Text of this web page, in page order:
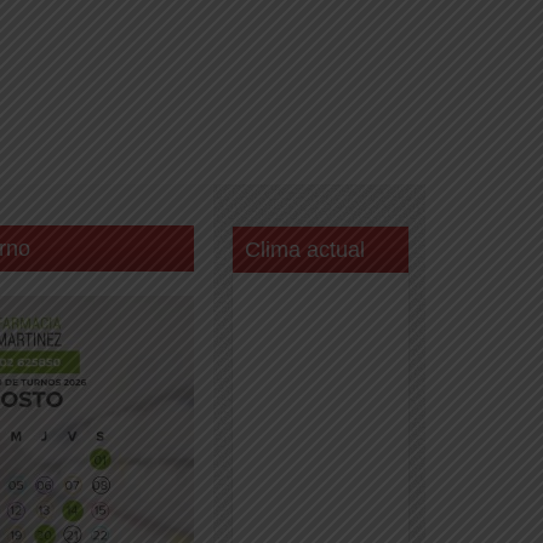
Clima actual